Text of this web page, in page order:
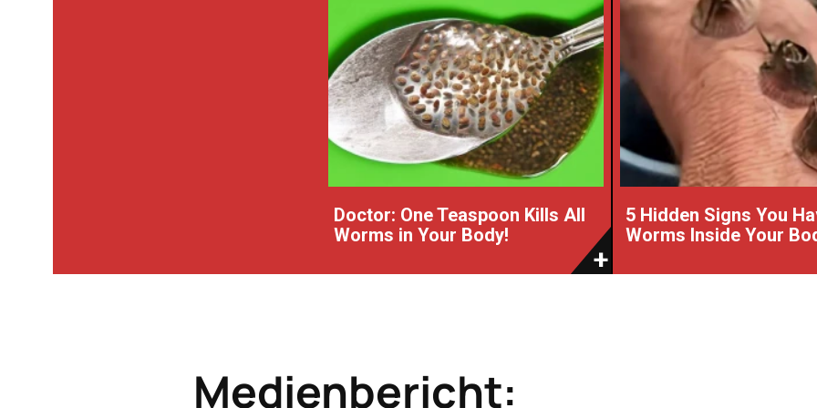
Doctor: One Teaspoon Kills All
Worms in Your Body!
5 Hidden Signs You
Worms Inside Your
Medienbericht: